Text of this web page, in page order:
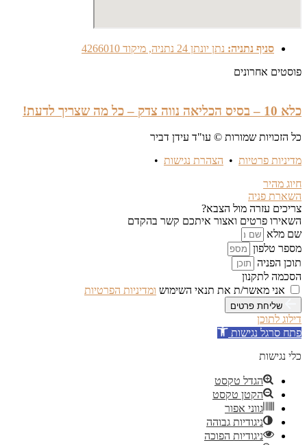
סניף נתניה: נתן יונתן 24 נתניה, מיקוד 4266010
פוסטים אחרונים
כלא 10 – בסיס הכליאה נווה צדק – כל מה שצריך לדעת!
כל הזכויות שמורות © עו"ד עידן דביר
מדיניות פרטיות • הצהרת נגישות •
חיוג מהיר
השארת פניה
צריכים עזרה מול הצבא?
השאירו פרטים ואצור איתכם קשר בהקדם
שם מלא
מספר טלפון
תוכן הפניה
הסכמה לתקנון
אני מאשר/ת את תנאי השימוש ומדיניות הפרטיות
שליחת פרטים
דילוג לתוכן
פתח סרגל נגישות
כלי נגישות
הגדל טקסט
הקטן טקסט
גווני אפור
ניגודיות גבוהה
ניגודיות הפוכה